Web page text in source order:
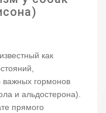
как
гормонов
и альдостерона).
прямого